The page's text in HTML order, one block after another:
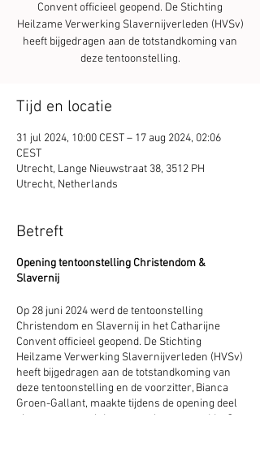
Convent officieel geopend. De Stichting
Heilzame Verwerking Slavernijverleden (HVSv)
heeft bijgedragen aan de totstandkoming van
deze tentoonstelling.
Tijd en locatie
31 jul 2024, 10:00 CEST – 17 aug 2024, 02:06
CEST
Utrecht, Lange Nieuwstraat 38, 3512 PH
Utrecht, Netherlands
Betreft
Opening tentoonstelling Christendom &
Slavernij
Op 28 juni 2024 werd de tentoonstelling
Christendom en Slavernij in het Catharijne
Convent officieel geopend. De Stichting
Heilzame Verwerking Slavernijverleden (HVSv)
heeft bijgedragen aan de totstandkoming van
deze tentoonstelling en de voorzitter, Bianca
Groen-Gallant, maakte tijdens de opening deel
uit van een panel dat vragen beantwoordde. Op